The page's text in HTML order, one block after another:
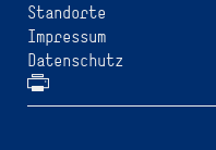
Standorte
Impressum
Datenschutz